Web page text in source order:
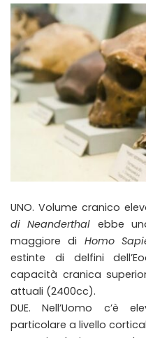
UNO. Volume cranico
di Neanderthal ebbe
maggiore di Homo
estinte di delfini
capacità cranica
attuali (2400cc).
DUE. Nell’Uomo c’è
particolare a livello